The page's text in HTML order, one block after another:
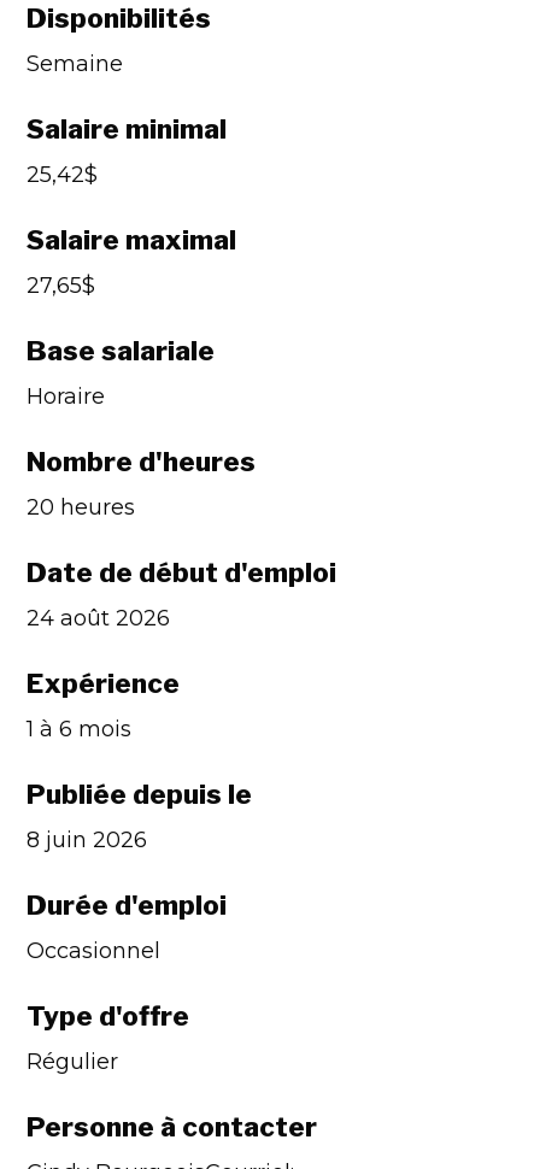
Disponibilités
Semaine
Salaire minimal
25,42$
Salaire maximal
27,65$
Base salariale
Horaire
Nombre d'heures
20 heures
Date de début d'emploi
24 août 2026
Expérience
1 à 6 mois
Publiée depuis le
8 juin 2026
Durée d'emploi
Occasionnel
Type d'offre
Régulier
Personne à contacter